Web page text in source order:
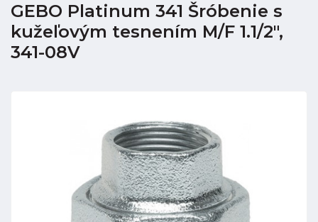
GEBO Platinum 341 Šróbenie s
kužeľovým tesnením M/F 1.1/2",
341-08V